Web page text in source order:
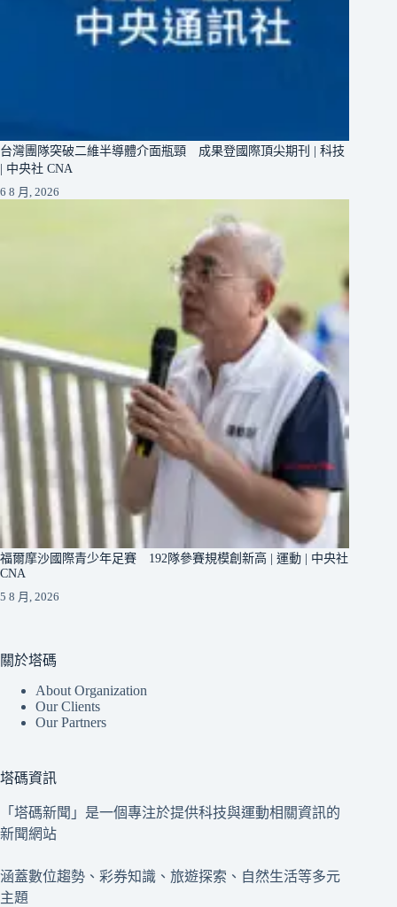
台灣團隊突破二維半導體介面瓶頸 成果登國際頂尖期刊 | 科技
| 中央社 CNA
6 8 月, 2026
福爾摩沙國際青少年足賽 192隊參賽規模創新高 | 運動 | 中央社
CNA
5 8 月, 2026
關於塔碼
About Organization
Our Clients
Our Partners
塔碼資訊
「塔碼新聞」是一個專注於提供科技與運動相關資訊的
新聞網站
涵蓋數位趨勢、彩券知識、旅遊探索、自然生活等多元
主題